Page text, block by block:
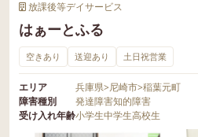
放課後等デイサービス
はぁーとふる
空きあり 送迎あり 土日祝営業
エリア 兵庫県>尼崎市>稲葉元町
障害種別
発達障害知的障害
受け入れ年齢小学生中学生高校生